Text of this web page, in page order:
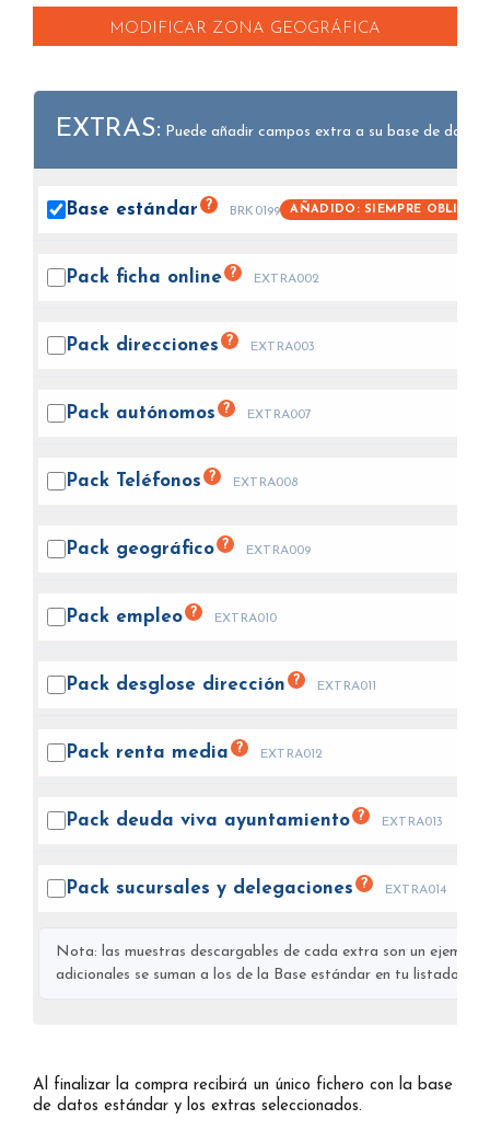
MODIFICAR ZONA GEOGRÁFICA
EXTRAS: Puede añadir campos extra a su base de datos.
Base estándar ? BRK0199 AÑADIDO: SIEMPRE
Pack ficha online ? EXTRA002
Pack direcciones ? EXTRA003
Pack autónomos ? EXTRA007
Pack Teléfonos ? EXTRA008
Pack geográfico ? EXTRA009
Pack empleo ? EXTRA010
Pack desglose dirección ? EXTRA011
Pack renta media ? EXTRA012
Pack deuda viva ayuntamiento ? EXTRA013
Pack sucursales y delegaciones ? EXTRA014
Nota: las muestras descargables de cada extra son un
adicionales se suman a los de la Base estándar en tu listado
Al finalizar la compra recibirá un único fichero con la base
de datos estándar y los extras seleccionados.